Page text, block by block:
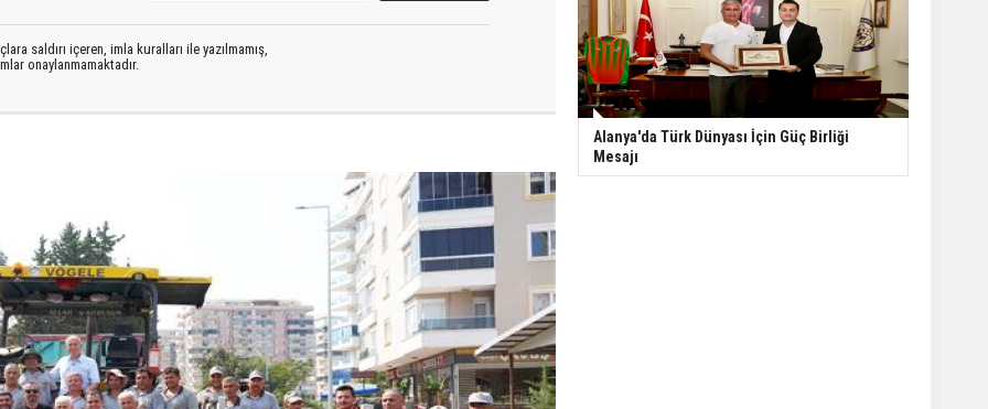
saldırı içeren, imla kuralları ile yazılmamış,
onaylanmamaktadır.
Alanya'da Türk Dünyası İçin Güç Birliği
Mesajı